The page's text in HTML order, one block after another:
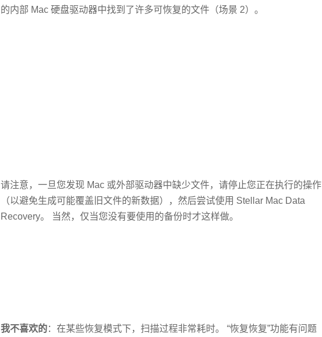
的内部 Mac 硬盘驱动器中找到了许多可恢复的文件（场景 2）。
请注意，一旦您发现 Mac 或外部驱动器中缺少文件，请停止您正在执行的操作
（以避免生成可能覆盖旧文件的新数据），然后尝试使用 Stellar Mac Data
Recovery。 当然，仅当您没有要使用的备份时才这样做。
我不喜欢的：在某些恢复模式下，扫描过程非常耗时。 “恢复恢复”功能有问题